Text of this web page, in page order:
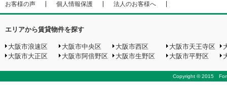
お客様の声 個人情報保護 法人のお客様へ
エリアから賃貸物件を探す
大阪市浪速区 大阪市中央区 大阪市西区 大阪市天王寺区
大阪市大正区
大阪市阿倍野区 大阪市生野区 大阪市平野区
Copyright © 2015